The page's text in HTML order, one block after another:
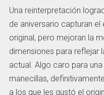
Una reinterpretación
de aniversario capturan
original, pero mejoran la
dimensiones para reflejar
actual. Algo caro para
manecillas,
a los que les gustó el